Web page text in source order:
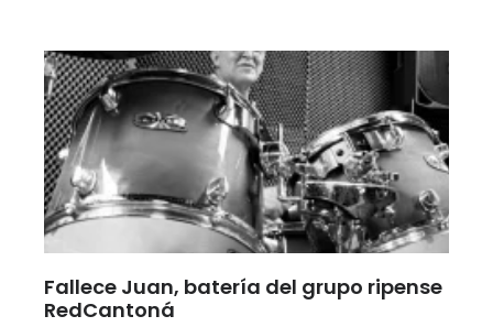
Fallece Juan, batería del grupo ripense
RedCantoná